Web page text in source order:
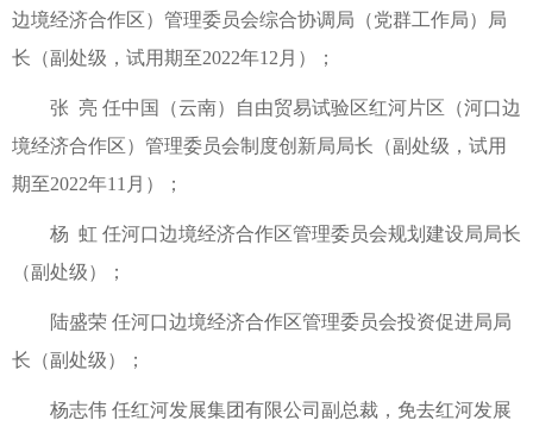
边境经济合作区）管理委员会综合协调局（党群工作局）局
长（副处级，试用期至2022年12月）；
张 亮 任中国（云南）自由贸易试验区红河片区（河口边
境经济合作区）管理委员会制度创新局局长（副处级，试用
期至2022年11月）；
杨 虹 任河口边境经济合作区管理委员会规划建设局局长
（副处级）；
陆盛荣 任河口边境经济合作区管理委员会投资促进局局
长（副处级）；
杨志伟 任红河发展集团有限公司副总裁，免去红河发展